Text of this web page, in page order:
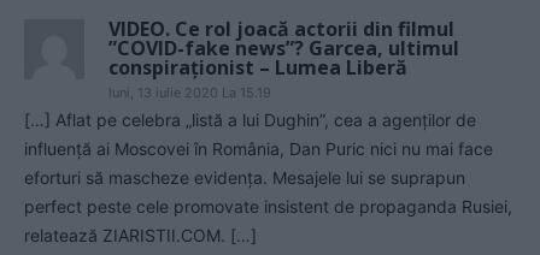
VIDEO. Ce rol joacă actorii din filmul
”COVID-fake news”? Garcea, ultimul
conspiraționist – Lumea Liberă
luni, 13 iulie 2020 La 15.19
[…] Aflat pe celebra „listă a lui Dughin”, cea a agenților de
influență ai Moscovei în România, Dan Puric nici nu mai face
eforturi să mascheze evidența. Mesajele lui se suprapun
perfect peste cele promovate insistent de propaganda Rusiei,
relatează ZIARISTII.COM. […]